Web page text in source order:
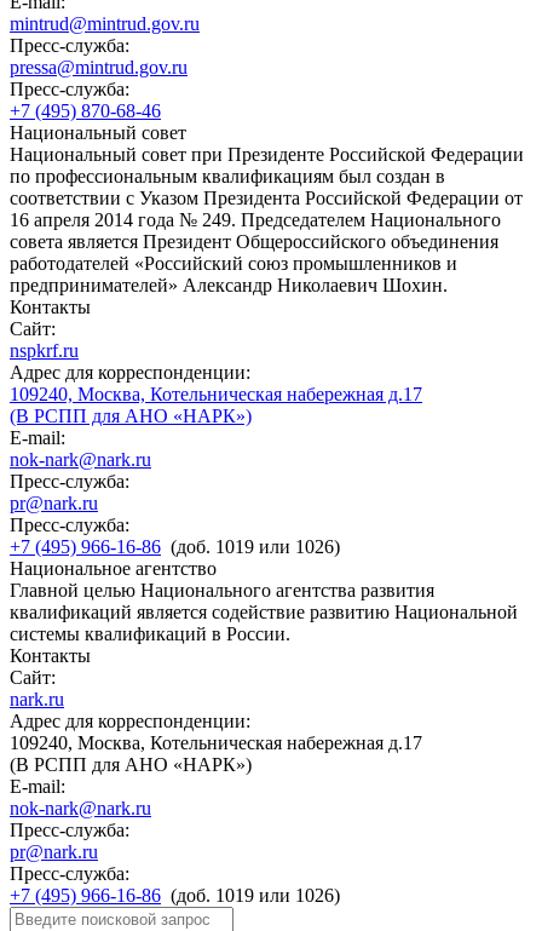
mintrud@mintrud.gov.ru
Пресс-служба:
pressa@mintrud.gov.ru
Пресс-служба:
+7 (495) 870-68-46
Национальный совет
Национальный совет при Президенте Российской Федерации
по профессиональным квалификациям был создан в
соответствии с Указом Президента Российской Федерации от
16 апреля 2014 года № 249. Председателем Национального
совета является Президент Общероссийского объединения
работодателей «Российский союз промышленников и
предпринимателей» Александр Николаевич Шохин.
Контакты
Сайт:
nspkrf.ru
Адрес для корреспонденции:
109240, Москва, Котельническая набережная д.17
(В РСПП для АНО «НАРК»)
E-mail:
nok-nark@nark.ru
Пресс-служба:
pr@nark.ru
Пресс-служба:
+7 (495) 966-16-86 (доб. 1019 или 1026)
Национальное агентство
Главной целью Национального агентства развития
квалификаций является содействие развитию Национальной
системы квалификаций в России.
Контакты
Сайт:
nark.ru
Адрес для корреспонденции:
109240, Москва, Котельническая набережная д.17
(В РСПП для АНО «НАРК»)
E-mail:
nok-nark@nark.ru
Пресс-служба:
pr@nark.ru
Пресс-служба:
+7 (495) 966-16-86 (доб. 1019 или 1026)